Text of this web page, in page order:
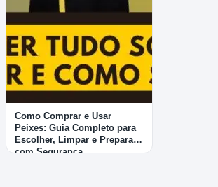
Como Comprar e Usar
Peixes: Guia Completo para
Escolher, Limpar e Preparar
com Segurança